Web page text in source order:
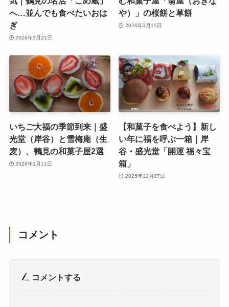
へ…並んでも食べたいおは
ぎ
2026年3月21日
や）」の桜餅と草餅
2026年3月15日
いちご大福の季節到来｜盛
光堂（岸谷）と雪梅庵（生
麦）、鶴見の和菓子屋2選
2026年1月11日
【和菓子を食べよう】新し
い年に福を呼ぶ一箱｜岸
谷・盛光堂「開運 福々宝
箱」
2025年12月27日
コメント
コメントする